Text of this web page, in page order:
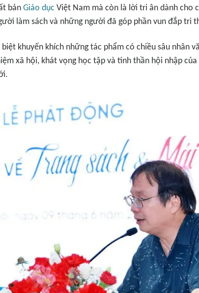
bản Giáo dục Việt Nam mà còn là lời tri ân dành cho
làm sách và những người đã góp phần vun đắp tri
biệt khuyến khích những tác phẩm có chiều sâu nhân
xã hội, khát vọng học tập và tinh thần hội nhập